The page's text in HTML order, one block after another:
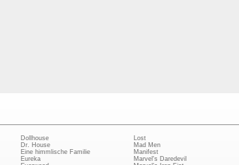
Dollhouse
Dr. House
Eine himmlische Familie
Eureka
Lost
Mad Men
Manifest
Marvel's Daredevil